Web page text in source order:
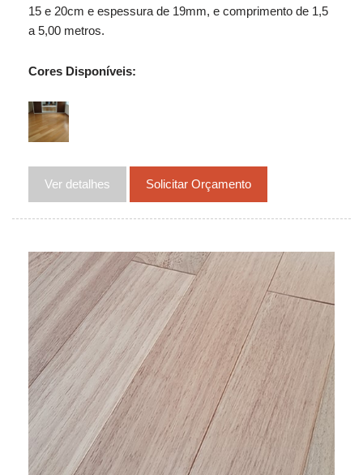
15 e 20cm e espessura de 19mm, e comprimento de 1,5
a 5,00 metros.
Cores Disponíveis:
Ver detalhes Solicitar Orçamento